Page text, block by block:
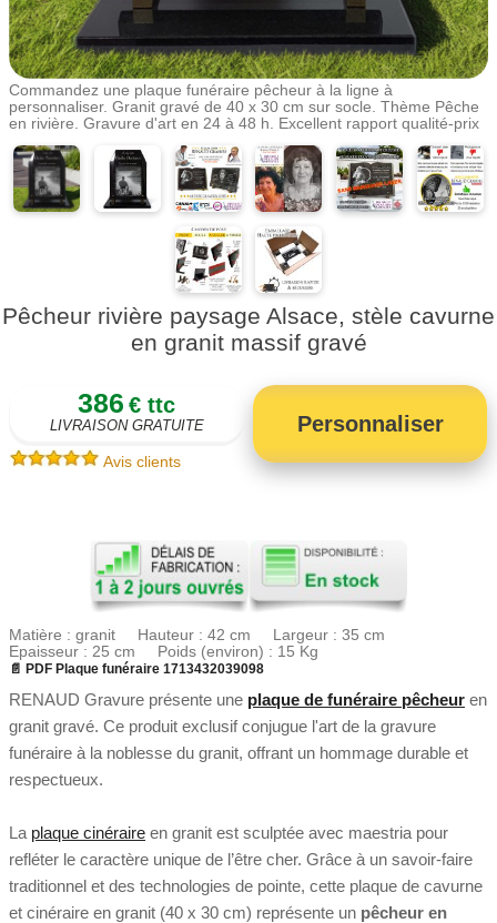
Commandez une plaque funéraire pêcheur à la ligne à
personnaliser. Granit gravé de 40 x 30 cm sur socle. Thème Pêche
en rivière. Gravure d'art en 24 à 48 h. Excellent rapport qualité-prix
Pêcheur rivière paysage Alsace, stèle cavurne
en granit massif gravé
386 € ttc
LIVRAISON GRATUITE Personnaliser
Avis clients
Matière : granit Hauteur : 42 cm Largeur : 35 cm
Epaisseur : 25 cm Poids (environ) : 15 Kg
📄 PDF Plaque funéraire 1713432039098
RENAUD Gravure présente une plaque de funéraire pêcheur en
granit gravé. Ce produit exclusif conjugue l'art de la gravure
funéraire à la noblesse du granit, offrant un hommage durable et
respectueux.
La plaque cinéraire en granit est sculptée avec maestria pour
refléter le caractère unique de l’être cher. Grâce à un savoir-faire
traditionnel et des technologies de pointe, cette plaque de cavurne
et cinéraire en granit (40 x 30 cm) représente un pêcheur en